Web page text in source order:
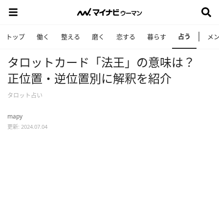
トップ 働く 整える 磨く 恋する 暮らす 占う メ
タロットカード「法王」の意味は？
正位置・逆位置別に解釈を紹介
タロット占い
mapy
更新: 2024.07.04